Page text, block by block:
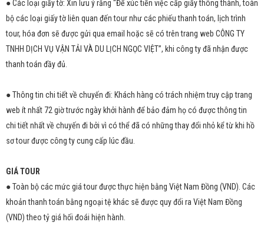
● Các loại giấy tờ: Xin lưu ý rằng “Để xúc tiến việc cấp giấy thông thành, toàn
bộ các loại giấy tờ liên quan đến tour như các phiếu thanh toán, lịch trình
tour, hóa đơn sẽ được gửi qua email hoặc sẽ có trên trang web CÔNG TY
TNHH DỊCH VỤ VẬN TẢI VÀ DU LỊCH NGỌC VIỆT”, khi công ty đã nhận được
thanh toán đầy đủ.
● Thông tin chi tiết về chuyến đi: Khách hàng có trách nhiệm truy cập trang
web ít nhất 72 giờ trước ngày khởi hành để bảo đảm họ có được thông tin
chi tiết nhất về chuyến đi bởi vì có thể đã có những thay đổi nhỏ kể từ khi hồ
sơ tour được công ty cung cấp lúc đầu.
GIÁ TOUR
● Toàn bộ các mức giá tour được thực hiện bằng Việt Nam Đồng (VND). Các
khoản thanh toán bằng ngoại tệ khác sẽ được quy đổi ra Việt Nam Đồng
(VND) theo tỷ giá hối đoái hiện hành.